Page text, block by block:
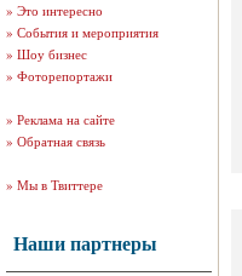
» Это интересно
» События и мероприятия
» Шоу бизнес
» Фоторепортажи
» Реклама на сайте
» Обратная связь
» Мы в Твиттере
Наши партнеры